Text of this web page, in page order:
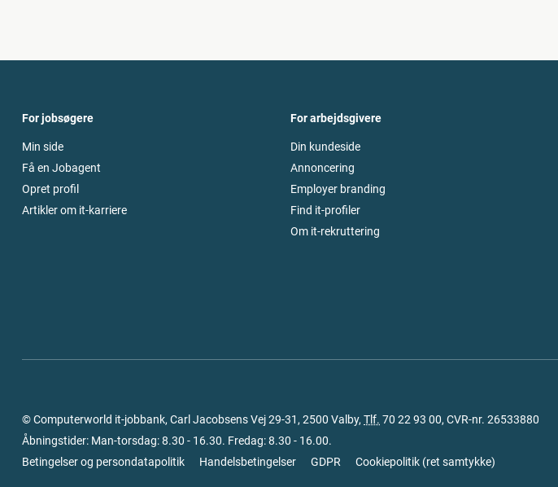
For jobsøgere
Min side
Få en Jobagent
Opret profil
Artikler om it-karriere
For arbejdsgivere
Din kundeside
Annoncering
Employer branding
Find it-profiler
Om it-rekruttering
© Computerworld it-jobbank, Carl Jacobsens Vej 29-31, 2500 Valby, Tlf. 70 22 93 00, CVR-nr. 26533880
Åbningstider: Man-torsdag: 8.30 - 16.30. Fredag: 8.30 - 16.00.
Betingelser og persondatapolitik
Handelsbetingelser GDPR Cookiepolitik (ret samtykke)